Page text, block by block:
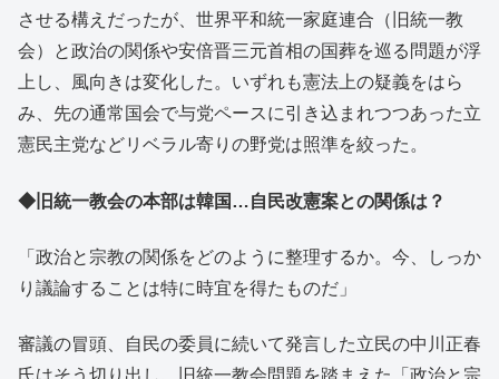
させる構えだったが、世界平和統一家庭連合（旧統一教
会）と政治の関係や安倍晋三元首相の国葬を巡る問題が浮
上し、風向きは変化した。いずれも憲法上の疑義をはら
み、先の通常国会で与党ペースに引き込まれつつあった立
憲民主党などリベラル寄りの野党は照準を絞った。
◆旧統一教会の本部は韓国…自民改憲案との関係は？
「政治と宗教の関係をどのように整理するか。今、しっか
り議論することは特に時宜を得たものだ」
審議の冒頭、自民の委員に続いて発言した立民の中川正春